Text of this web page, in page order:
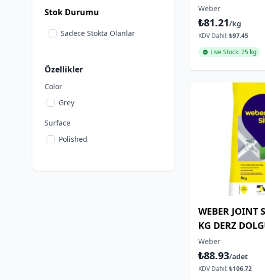
Stok Durumu
Sadece Stokta Olanlar
Özellikler
Color
Grey
Surface
Polished
Weber
₺81.21/kg
KDV Dahil:₺97.45
Live Stock: 25 kg
WEBER JOINT
KG DERZ
Weber
₺88.93/adet
KDV Dahil:₺106.72